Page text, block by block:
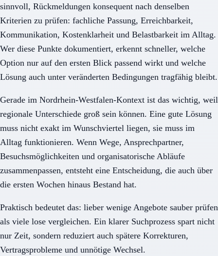
sinnvoll, Rückmeldungen konsequent nach denselben
Kriterien zu prüfen: fachliche Passung, Erreichbarkeit,
Kommunikation, Kostenklarheit und Belastbarkeit im Alltag.
Wer diese Punkte dokumentiert, erkennt schneller, welche
Option nur auf den ersten Blick passend wirkt und welche
Lösung auch unter veränderten Bedingungen tragfähig bleibt.
Gerade im Nordrhein-Westfalen-Kontext ist das wichtig, weil
regionale Unterschiede groß sein können. Eine gute Lösung
muss nicht exakt im Wunschviertel liegen, sie muss im
Alltag funktionieren. Wenn Wege, Ansprechpartner,
Besuchsmöglichkeiten und organisatorische Abläufe
zusammenpassen, entsteht eine Entscheidung, die auch über
die ersten Wochen hinaus Bestand hat.
Praktisch bedeutet das: lieber wenige Angebote sauber prüfen
als viele lose vergleichen. Ein klarer Suchprozess spart nicht
nur Zeit, sondern reduziert auch spätere Korrekturen,
Vertragsprobleme und unnötige Wechsel.